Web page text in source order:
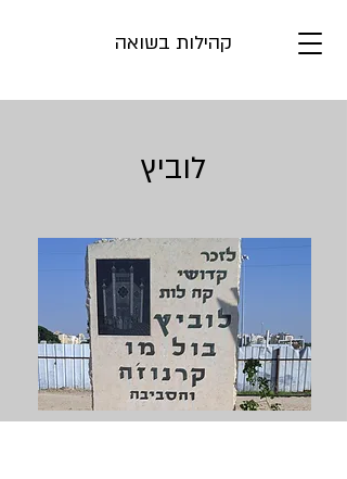
קהילות בשואה
לוביץ